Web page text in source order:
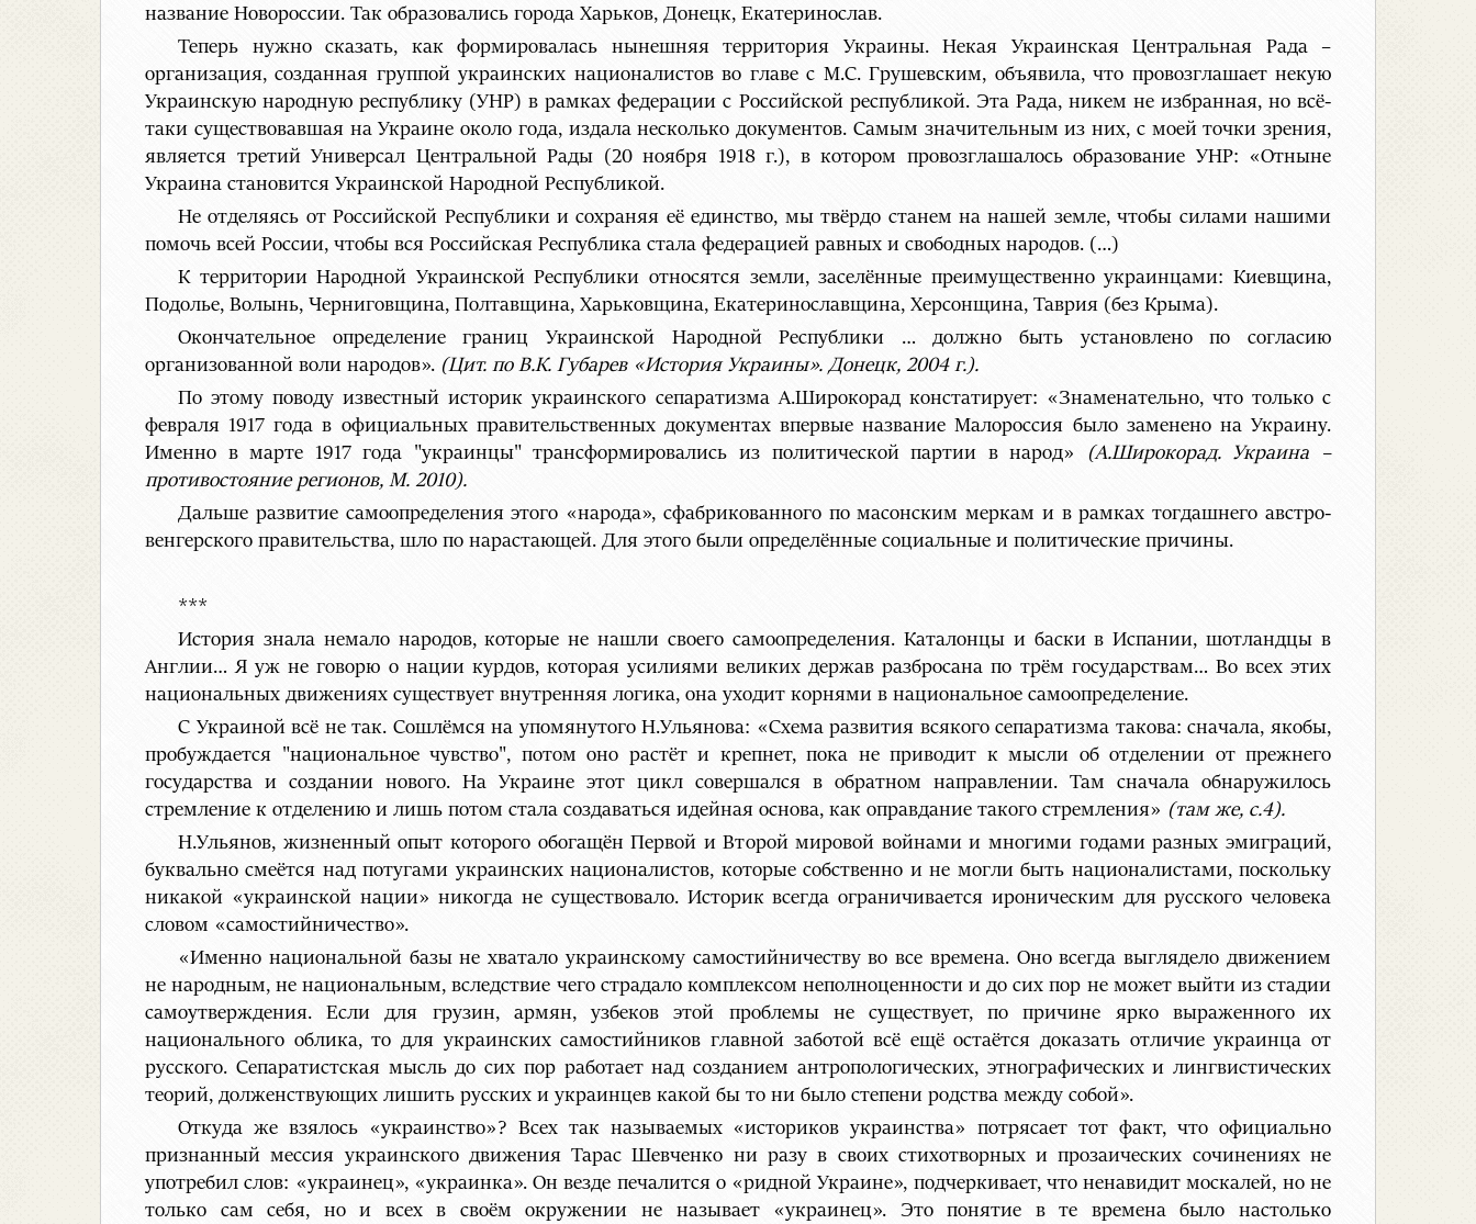
название Новороссии. Так образовались города Харьков, Донецк, Екатеринослав.
Теперь нужно сказать, как формировалась нынешняя территория Украины. Некая Украинская Центральная Рада –
организация, созданная группой украинских националистов во главе с М.С. Грушевским, объявила, что провозглашает некую
Украинскую народную республику (УНР) в рамках федерации с Российской республикой. Эта Рада, никем не избранная, но всё-
таки существовавшая на Украине около года, издала несколько документов. Самым значительным из них, с моей точки зрения,
является третий Универсал Центральной Рады (20 ноября 1918 г.), в котором провозглашалось образование УНР: «Отныне
Украина становится Украинской Народной Республикой.
Не отделяясь от Российской Республики и сохраняя её единство, мы твёрдо станем на нашей земле, чтобы силами нашими
помочь всей России, чтобы вся Российская Республика стала федерацией равных и свободных народов. (…)
К территории Народной Украинской Республики относятся земли, заселённые преимущественно украинцами: Киевщина,
Подолье, Волынь, Черниговщина, Полтавщина, Харьковщина, Екатеринославщина, Херсонщина, Таврия (без Крыма).
Окончательное определение границ Украинской Народной Республики … должно быть установлено по согласию
организованной воли народов». (Цит. по В.К. Губарев «История Украины». Донецк, 2004 г.).
По этому поводу известный историк украинского сепаратизма А.Широкорад констатирует: «Знаменательно, что только с
февраля 1917 года в официальных правительственных документах впервые название Малороссия было заменено на Украину.
Именно в марте 1917 года "украинцы" трансформировались из политической партии в народ»
(А.Широкорад. Украина –
противостояние регионов, М. 2010).
Дальше развитие самоопределения этого «народа», сфабрикованного по масонским меркам и в рамках тогдашнего австро-
венгерского правительства, шло по нарастающей. Для этого были определённые социальные и политические причины.
***
История знала немало народов, которые не нашли своего самоопределения. Каталонцы и баски в Испании, шотландцы в
Англии… Я уж не говорю о нации курдов, которая усилиями великих держав разбросана по трём государствам… Во всех этих
национальных движениях существует внутренняя логика, она уходит корнями в национальное самоопределение.
С Украиной всё не так. Сошлёмся на упомянутого Н.Ульянова: «Схема развития всякого сепаратизма такова: сначала, якобы,
пробуждается "национальное чувство", потом оно растёт и крепнет, пока не приводит к мысли об отделении от прежнего
государства и создании нового. На Украине этот цикл совершался в обратном направлении. Там сначала обнаружилось
стремление к отделению и лишь потом стала создаваться идейная основа, как оправдание такого стремления» (там же, с.4).
Н.Ульянов, жизненный опыт которого обогащён Первой и Второй мировой войнами и многими годами разных эмиграций,
буквально смеётся над потугами украинских националистов, которые собственно и не могли быть националистами, поскольку
никакой «украинской нации» никогда не существовало. Историк всегда ограничивается ироническим для русского человека
словом «самостийничество».
«Именно национальной базы не хватало украинскому самостийничеству во все времена. Оно всегда выглядело движением
не народным, не национальным, вследствие чего страдало комплексом неполноценности и до сих пор не может выйти из стадии
самоутверждения. Если для грузин, армян, узбеков этой проблемы не существует, по причине ярко выраженного их
национального облика, то для украинских самостийников главной заботой всё ещё остаётся доказать отличие украинца от
русского. Сепаратистская мысль до сих пор работает над созданием антропологических, этнографических и лингвистических
теорий, долженствующих лишить русских и украинцев какой бы то ни было степени родства между собой».
Откуда же взялось «украинство»? Всех так называемых «историков украинства» потрясает тот факт, что официально
признанный мессия украинского движения Тарас Шевченко ни разу в своих стихотворных и прозаических сочинениях не
употребил слов: «украинец», «украинка». Он везде печалится о «ридной Украине», подчеркивает, что ненавидит москалей, но не
только сам себя, но и всех в своём окружении не называет «украинец». Это понятие в те времена было настолько